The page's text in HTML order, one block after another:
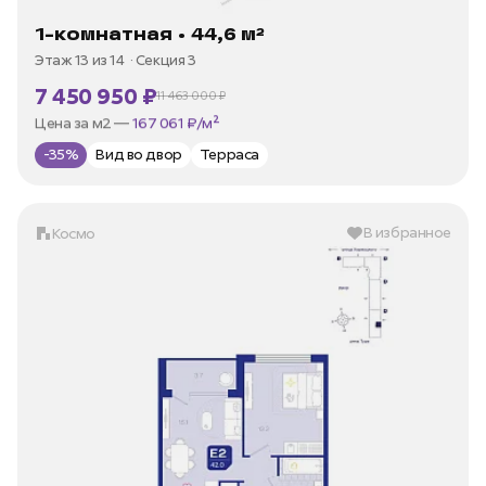
1-комнатная • 44,6 м²
Этаж 13 из 14 Секция 3
7 450 950 ₽11 463 000 ₽
В ипотеку —от 35 738 ₽/мес
Цена за м2 —167 061 ₽/м²
-35%
Вид во двор Терраса
Космо В избранное